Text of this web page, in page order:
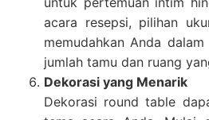
acara resepsi, pilihan
memudahkan Anda
jumlah tamu dan ruang
Dekorasi yang Menarik
Dekorasi round table